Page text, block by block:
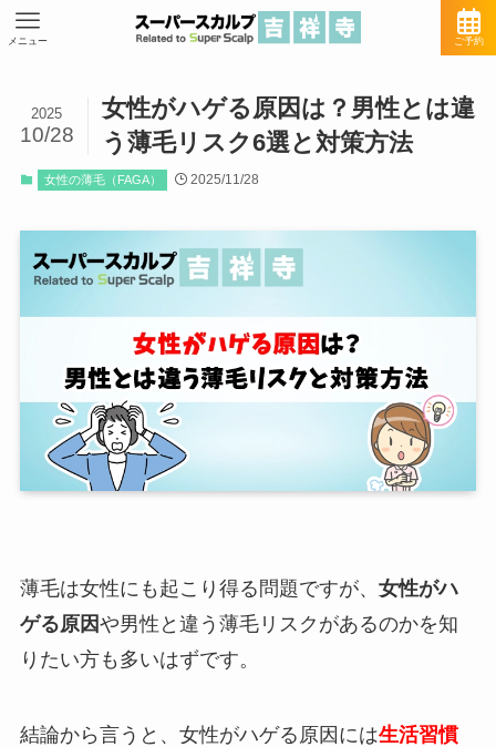
ご予約
メニュー
女性がハゲる原因は？男性とは違
う薄毛リスク6選と対策方法
2025
10/28
女性の薄毛（FAGA） 2025/11/28
薄毛は女性にも起こり得る問題ですが、 女性がハ
ゲる原因や男性と違う薄毛リスクがあるのかを知
りたい方も多いはずです。
結論から言うと、女性がハゲる原因には生活習慣